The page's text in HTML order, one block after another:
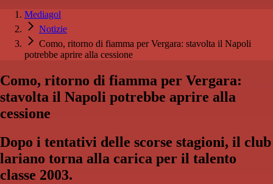
Mediagol
Notizie
Como, ritorno di fiamma per Vergara: stavolta il Napoli
potrebbe aprire alla cessione
Como, ritorno di fiamma per Vergara:
stavolta il Napoli potrebbe aprire alla
cessione
Dopo i tentativi delle scorse stagioni, il club
lariano torna alla carica per il talento
classe 2003.